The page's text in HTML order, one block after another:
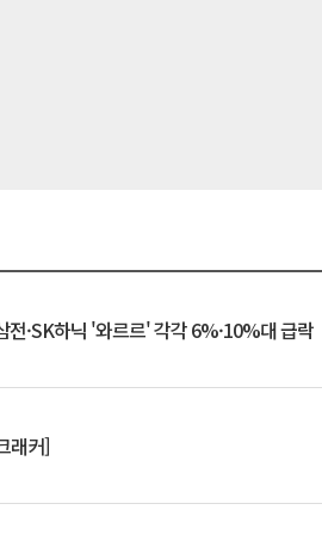
·SK하닉 '와르르' 각각 6%·10%대 급락
래커]